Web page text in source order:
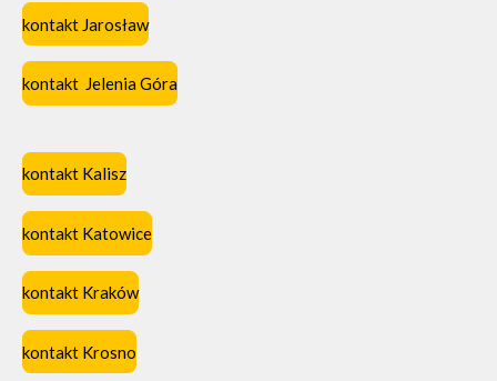
kontakt Jarosław
kontakt Jelenia Góra
kontakt Kalisz
kontakt Katowice
kontakt Kraków
kontakt Krosno